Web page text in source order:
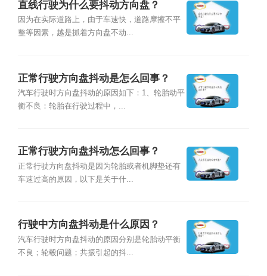
直线行驶为什么要抖动方向盘？
因为在实际道路上，由于车速快，道路摩擦不平
整等因素，越是抓着方向盘不动...
正常行驶方向盘抖动是怎么回事？
汽车行驶时方向盘抖动的原因如下：1、轮胎动平
衡不良：轮胎在行驶过程中，...
正常行驶方向盘抖动怎么回事？
正常行驶方向盘抖动是因为轮胎或者机脚垫还有
车速过高的原因，以下是关于什...
行驶中方向盘抖动是什么原因？
汽车行驶时方向盘抖动的原因分别是轮胎动平衡
不良；轮毂问题；共振引起的抖...